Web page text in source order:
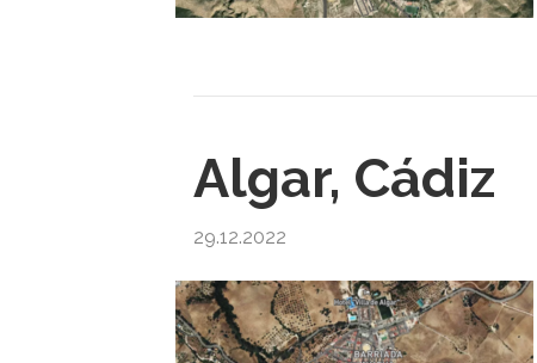
Algar, Cádiz
29.12.2022